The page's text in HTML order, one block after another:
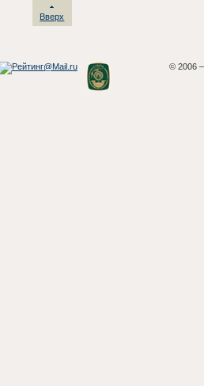
Вверх
© 2006